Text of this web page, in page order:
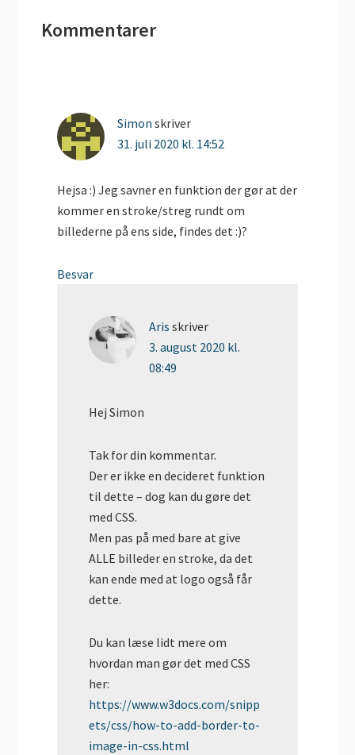
Kommentarer
Simon skriver
31. juli 2020 kl. 14:52
Hejsa :) Jeg savner en funktion der gør at der
kommer en stroke/streg rundt om
billederne på ens side, findes det :)?
Besvar
Aris skriver
3. august 2020 kl.
08:49
Hej Simon
Tak for din kommentar.
Der er ikke en decideret funktion
til dette – dog kan du gøre det
med CSS.
Men pas på med bare at give
ALLE billeder en stroke, da det
kan ende med at logo også får
dette.
Du kan læse lidt mere om
hvordan man gør det med CSS
her:
https://www.w3docs.com/snipp
ets/css/how-to-add-border-to-
image-in-css.html